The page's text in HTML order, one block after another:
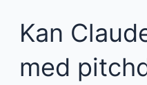
Kan
med